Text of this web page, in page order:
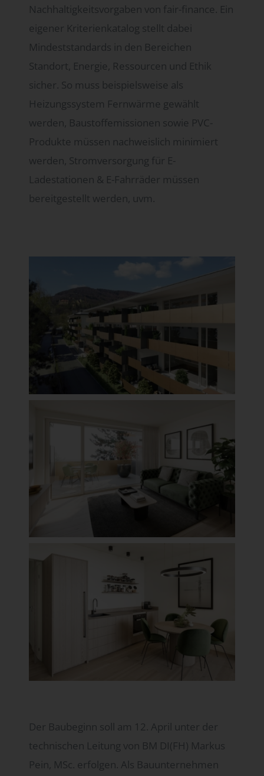
Nachhaltigkeitsvorgaben von fair-finance. Ein
eigener Kriterienkatalog stellt dabei
Mindeststandards in den Bereichen
Standort, Energie, Ressourcen und Ethik
sicher. So muss beispielsweise als
Heizungssystem Fernwärme gewählt
werden, Baustoffemissionen sowie PVC-
Produkte müssen nachweislich minimiert
werden, Stromversorgung für E-
Ladestationen & E-Fahrräder müssen
bereitgestellt werden, uvm.
Der Baubeginn soll am 12. April unter der
technischen Leitung von BM DI(FH) Markus
Pein, MSc. erfolgen. Als Bauunternehmen